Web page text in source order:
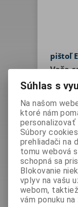
pištoľ
Vaša
Výrobca:
Otázka
Pištoľ
bar.
báze
Súhlas s
Na našom
ktoré nám
personalizovať
Súbory
prehliadači na
tomu webová
schopná sa
Blokovanie
vplyv na vašu
webom,
vám ponuku